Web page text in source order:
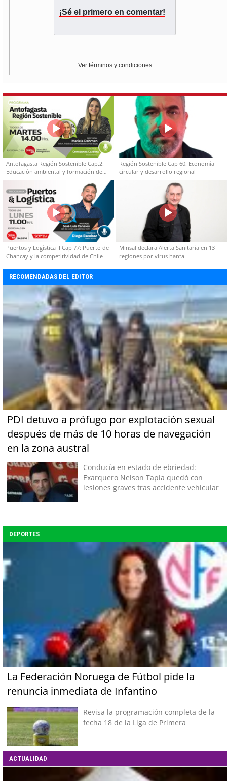
¡Sé el primero en comentar!
Ver términos y condiciones
Antofagasta Región Sostenible Cap.2:
Educación ambiental y formación de
capacidades técnicas
Región Sostenible Cap 60: Economía
circular y desarrollo regional
Puertos y Logística II Cap 77: Puerto de
Chancay y la competitividad de Chile
Minsal declara Alerta Sanitaria en 13
regiones por virus hanta
RECOMENDADAS DEL EDITOR
PDI detuvo a prófugo por explotación sexual
después de más de 10 horas de navegación
en la zona austral
Conducía en estado de ebriedad:
Exarquero Nelson Tapia quedó con
lesiones graves tras accidente vehicular
DEPORTES
La Federación Noruega de Fútbol pide la
renuncia inmediata de Infantino
Revisa la programación completa de la
fecha 18 de la Liga de Primera
ACTUALIDAD